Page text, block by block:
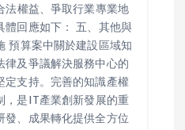
法權益、爭取行業專業地
體回應如下： 五、其他與
預算案中關於建設區域知
律及爭議解決服務中心的
定支持。完善的知識產權
，是IT產業創新發展的重
發、成果轉化提供全方位